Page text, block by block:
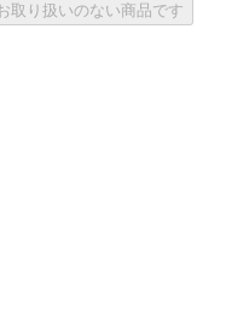
取り扱いのない商品です